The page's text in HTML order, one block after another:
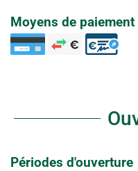
Moyens de paiement
Périodes d'ouverture